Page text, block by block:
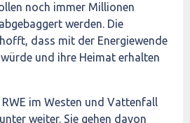
noch immer Millionen
werden. Die
dass mit der Energiewende
und ihre Heimat erhalten
RWE im Westen und Vattenfall
weiter. Sie gehen davon